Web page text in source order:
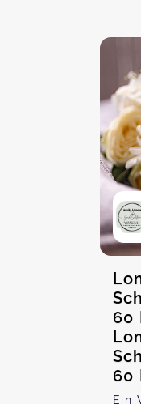
60
60
Ein